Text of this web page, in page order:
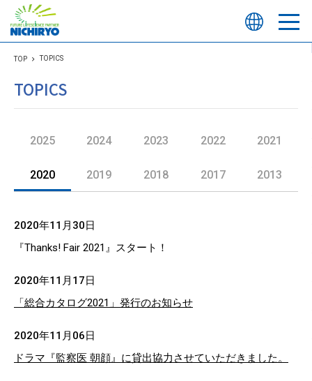
TOP TOPICS
TOPICS
2025 2024 2023 2022 2021
2020 2019 2018 2017 2013
2020年11月30日
『Thanks! Fair 2021』スタート！
2020年11月17日
「総合カタログ2021」発行のお知らせ
2020年11月06日
ドラマ『監察医 朝顔』に貸出協力させていただきました。